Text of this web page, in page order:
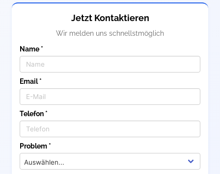
Jetzt Kontaktieren
Wir melden uns schnellstmöglich
Name *
Email *
Telefon *
Problem *